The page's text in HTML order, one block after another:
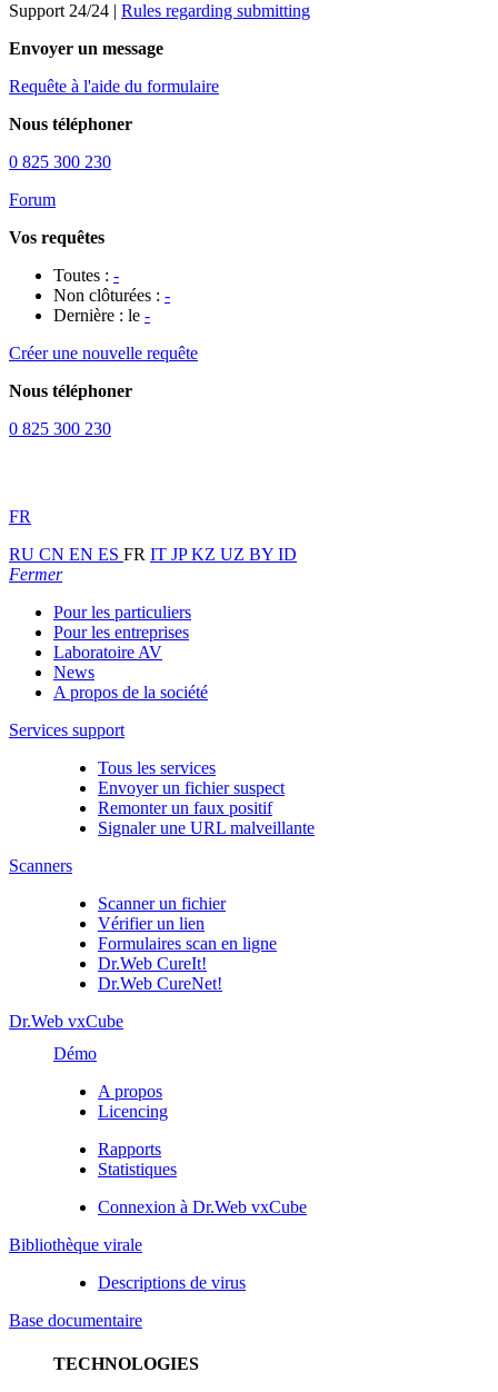
Support 24/24 | Rules regarding submitting
Envoyer un message
Requête à l'aide du formulaire
Nous téléphoner
0 825 300 230
Forum
Vos requêtes
Toutes : -
Non clôturées : -
Dernière : le -
Créer une nouvelle requête
Nous téléphoner
0 825 300 230
FR
RU CN EN ES FR IT JPKZ UZ BY ID
Fermer
Pour les particuliers
Pour les entreprises
Laboratoire AV
News
A propos de la société
Services support
Tous les services
Envoyer un fichier suspect
Remonter un faux positif
Signaler une URL malveillante
Scanners
Scanner un fichier
Vérifier un lien
Formulaires scan en ligne
Dr.Web CureIt!
Dr.Web CureNet!
Dr.Web vxCube
Démo
A propos
Licencing
Rapports
Statistiques
Connexion à Dr.Web vxCube
Bibliothèque virale
Descriptions de virus
Base documentaire
TECHNOLOGIES